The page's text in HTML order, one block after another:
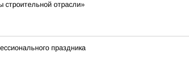
строительной отрасли»
праздника